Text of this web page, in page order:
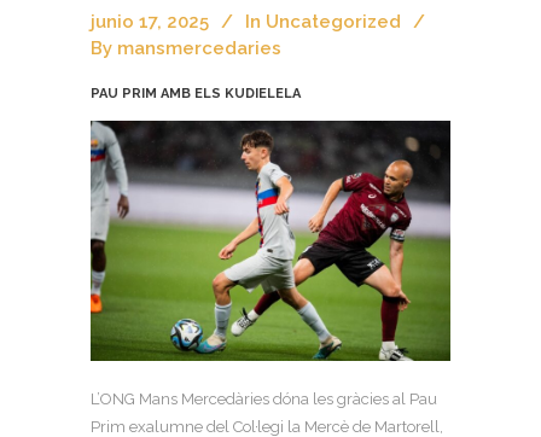
junio 17, 2025 In Uncategorized
By mansmercedaries
PAU PRIM AMB ELS KUDIELELA
L’ONG Mans Mercedàries dóna les gràcies al Pau
Prim exalumne del Col·legi la Mercè de Martorell,